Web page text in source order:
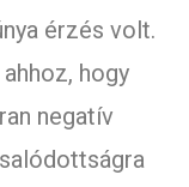
érzés volt.
hogy
negatív